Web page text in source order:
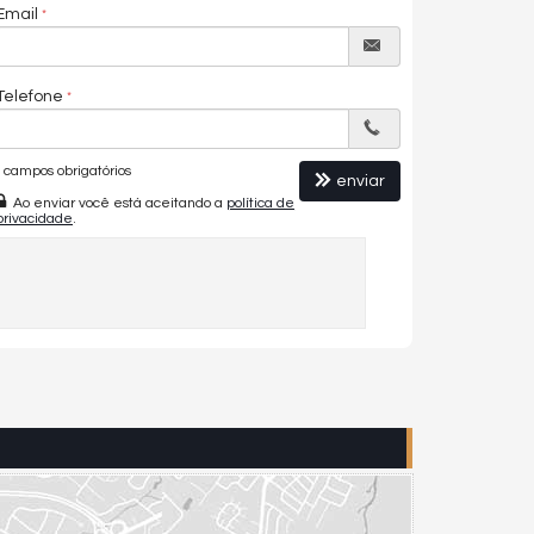
campos obrigatórios
Ao enviar você está aceitando a política de
enviar